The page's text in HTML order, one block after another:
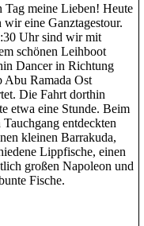
Tag meine Lieben! Heute
wir eine Ganztagestour.
Uhr sind wir mit
schönen Leihboot
Dancer in Richtung
Abu Ramada Ost
Die Fahrt dorthin
etwa eine Stunde. Beim
Tauchgang entdeckten
kleinen Barrakuda,
Lippfische, einen
großen Napoleon und
Fische.